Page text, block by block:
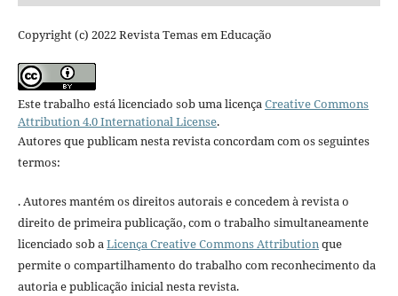
Copyright (c) 2022 Revista Temas em Educação
Este trabalho está licenciado sob uma licençaCreative Commons
Attribution 4.0 International License.
Autores que publicam nesta revista concordam com os seguintes
termos:
. Autores mantém os direitos autorais e concedem à revista o
direito de primeira publicação, com o trabalho simultaneamente
licenciado sob aLicença Creative Commons Attributionque
permite o compartilhamento do trabalho com reconhecimento da
autoria e publicação inicial nesta revista.